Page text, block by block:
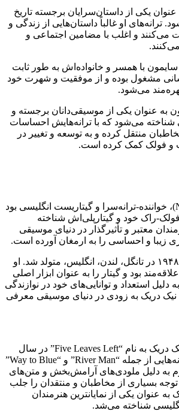
یکی از داستان‌سرایان برجسته تاریخ
ترانه‌های او غالباً داستان‌هایی از زندگی و
می‌کنند و اغلب با مضامین اجتماعی و
با همسر و خانواده‌اش به طور ثابت
مشغول بوده و از موفقیت و شهرت خود
می‌شود.
به عنوان یکی از موسیقی‌دانان برجسته و
شناخته می‌شود که با ترانه‌هایش احساسات
منتقل کرده و به توسعه و تغییر در
و فولک کمک کرده است.
نیک دریک (Nick Drake)، خواننده-ترانه‌سرا و گیتاریست انگلیسی بود
راک خود و گیتارپلی‌اش شناخته
معتبر و تأثیرگذار در دنیای موسیقی
زیبا و احساسی را به ارمغان آورده است.
نیک دریک در ۱۹ ژوئن ۱۹۴۸ در تانگل، لندن، انگلیس، متولد شد. او
بود و گیتار را به عنوان ابزار اصلی
دلیل استعداد و توانایی‌های خود در نوازندگی
نیک دریک به زودی در دنیای موسیقی معرفی
آلبوم اول و معروف نیک دریک به نام “Five Leaves Left” در سال
۱۹۶۹ منتشر شد و ترانه‌هایی از جمله “River Man” و “Way to Blue”
به دلیل ملودی‌های آرامش‌بخش و متن‌های
بسیاری از مخاطبان و منتقدان را جلب
به عنوان یکی از نمایانترین هنرمندان
شناخته می‌شد.